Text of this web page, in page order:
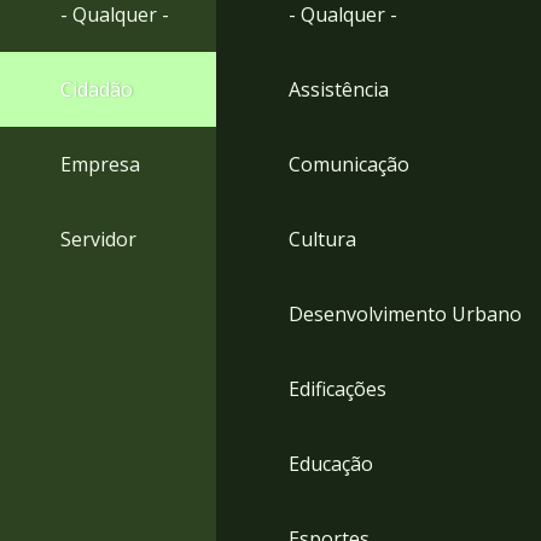
rodapé
- Qualquer -
Cidadão
Empresa
Servidor
- Qualquer -
Assistência
Comunicação
Cultura
Desenvolvimento Urbano
Edificações
Educação